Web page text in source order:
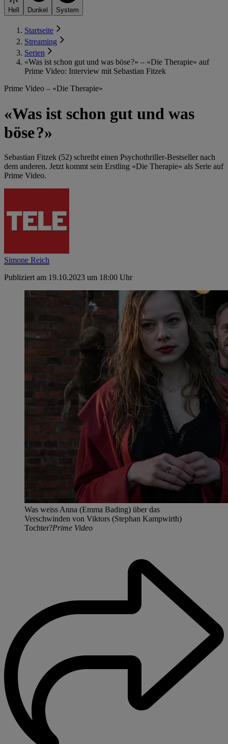
Hell Dunkel System
Startseite
Streaming
Serien
«Was ist schon gut und was böse ?» – «Die Therapie» auf
Prime Video: Interview mit Sebastian Fitzek
Prime Video – «Die Therapie»
«Was ist schon gut und was
böse ?»
Sebastian Fitzek (52) schreibt einen Psychothriller-Bestseller nach
dem anderen. Jetzt kommt sein Erstling «Die Therapie» als Serie auf
Prime Video.
Simone Reich
Publiziert am 19.10.2023 um 18:00 Uhr
Was weiss Anna (Emma Bading) über das
Verschwinden von Viktors (Stephan Kampwirth)
Tochter?Prime Video